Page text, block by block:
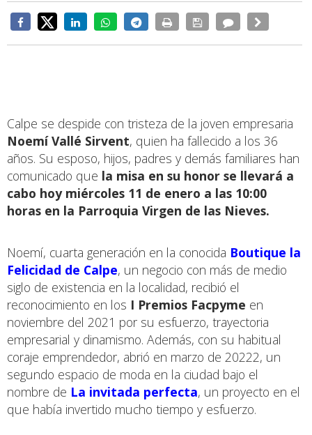
Calpe se despide con tristeza de la joven empresaria
Noemí Vallé Sirvent, quien ha fallecido a los 36
años. Su esposo, hijos, padres y demás familiares han
comunicado que la misa en su honor se llevará a
cabo hoy miércoles 11 de enero a las 10:00
horas en la Parroquia Virgen de las Nieves.
Noemí, cuarta generación en la conocida Boutique la
Felicidad de Calpe, un negocio con más de medio
siglo de existencia en la localidad, recibió el
reconocimiento en los I Premios Facpyme en
noviembre del 2021 por su esfuerzo, trayectoria
empresarial y dinamismo. Además, con su habitual
coraje emprendedor, abrió en marzo de 20222, un
segundo espacio de moda en la ciudad bajo el
nombre de La invitada perfecta, un proyecto en el
que había invertido mucho tiempo y esfuerzo.